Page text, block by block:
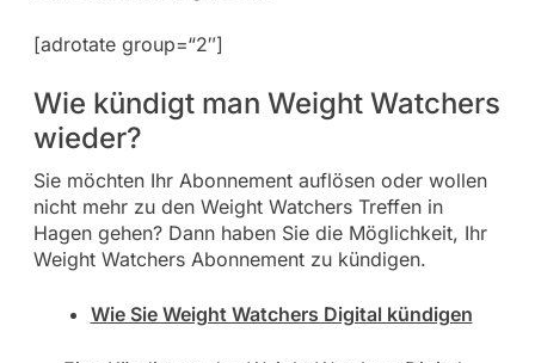
[adrotate group=“2″]
Wie kündigt man Weight Watchers
wieder?
Sie möchten Ihr Abonnement auflösen oder wollen
nicht mehr zu den Weight Watchers Treffen in
Hagen gehen? Dann haben Sie die Möglichkeit, Ihr
Weight Watchers Abonnement zu kündigen.
Wie Sie Weight Watchers Digital kündigen